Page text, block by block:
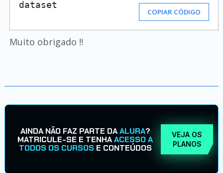
dataset
COPIAR CÓDIGO
Muito obrigado !!
AINDA NÃO FAZ PARTE DAALURA?
MATRICULE-SE E TENHAACESSO A
TODOS OS CURSOS E CONTEÚDOS
VEJA OS
PLANOS